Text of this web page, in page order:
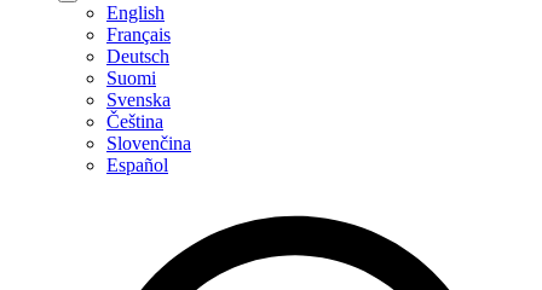
English
Français
Deutsch
Suomi
Svenska
Čeština
Slovenčina
Español